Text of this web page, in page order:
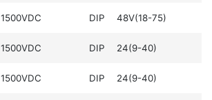
1500VDC DIP 48V(18-75)
1500VDC DIP 24(9-40)
1500VDC DIP 24(9-40)